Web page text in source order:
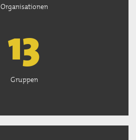
Organisationen
13
Gruppen